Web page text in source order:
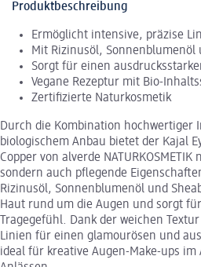
Produktbeschreibung
Ermöglicht intensive, präzise
Mit Rizinusöl, Sonnenblumenöl
Sorgt für einen
Vegane Rezeptur mit Bio-
Zertifizierte Naturkosmetik
Durch die Kombination hochwertiger
biologischem Anbau bietet der Kajal
Copper von alverde
sondern auch pflegende
Rizinusöl, Sonnenblumenöl und
Haut rund um die Augen und sorgt
Tragegefühl. Dank der weichen
Linien für einen glamourösen und
ideal für kreative Augen-Make-ups